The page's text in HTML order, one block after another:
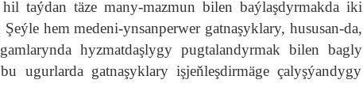
taýdan täze many-mazmun bilen baýlaşdyrmakda iki
hem medeni-ynsanperwer gatnaşyklary, hususan-da,
hyzmatdaşlygy pugtalandyrmak bilen bagly
ugurlarda gatnaşyklary işjeňleşdirmäge çalyşýandygy